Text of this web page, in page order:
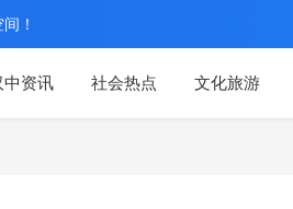
中资讯 社会热点 文化旅游
！